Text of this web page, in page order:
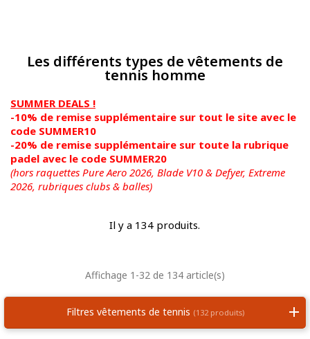
Les différents types de vêtements de
tennis homme
SUMMER DEALS !
-10% de remise supplémentaire sur tout le site avec le
code SUMMER10
-20% de remise supplémentaire sur toute la rubrique
padel avec le code SUMMER20
(hors raquettes Pure Aero 2026, Blade V10 & Defyer, Extreme
2026, rubriques clubs & balles)
Il y a 134 produits.
Affichage 1-32 de 134 article(s)
Filtres vêtements de tennis (132 produits)